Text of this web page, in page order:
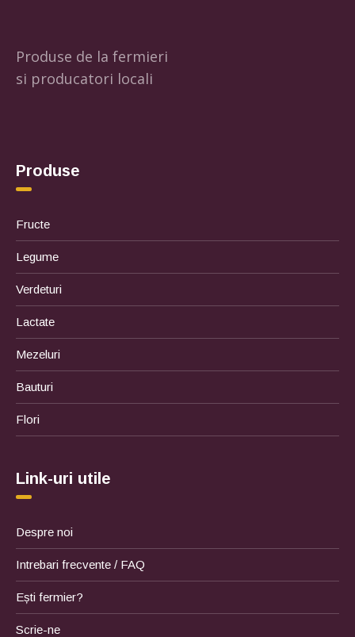
Produse de la fermieri
si producatori locali
Produse
Fructe
Legume
Verdeturi
Lactate
Mezeluri
Bauturi
Flori
Link-uri utile
Despre noi
Intrebari frecvente / FAQ
Ești fermier?
Scrie-ne